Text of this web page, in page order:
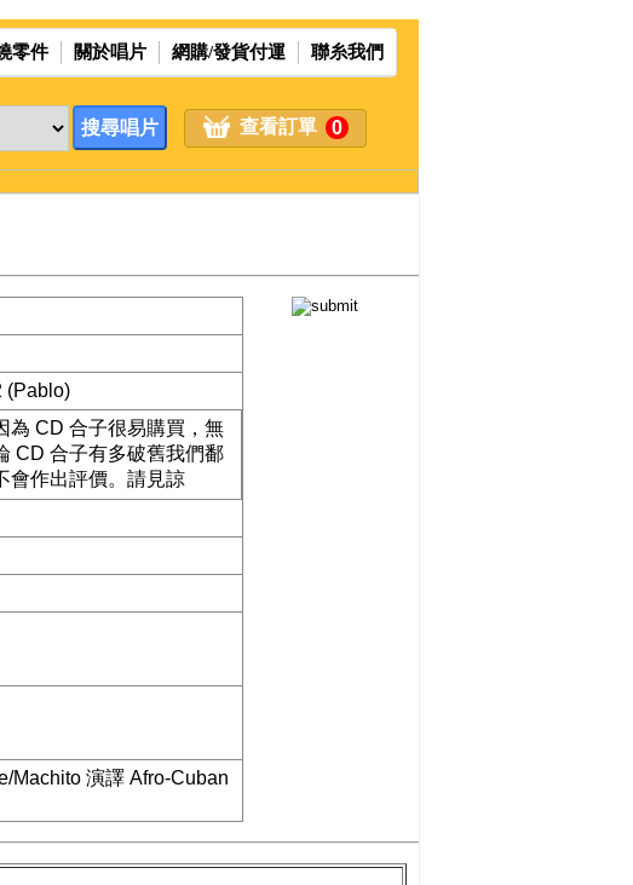
零件 關於唱片 網購/發貨付運 聯糸我們
查看訂單 0
(Pablo)
為 CD 合子很易購買，無
CD 合子有多破舊我們鄱
會作出評價。請見諒
Machito 演譯 Afro-Cuban